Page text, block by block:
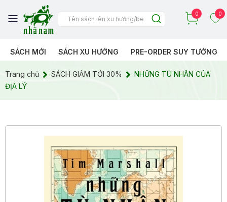
0 0
SÁCH MỚI SÁCH XU HƯỚNG PRE-ORDER SUY TƯỞNG
Trang chủ SÁCH GIẢM TỚI 30%
NHỮNG TÙ NHÂN CỦA
ĐỊA LÝ